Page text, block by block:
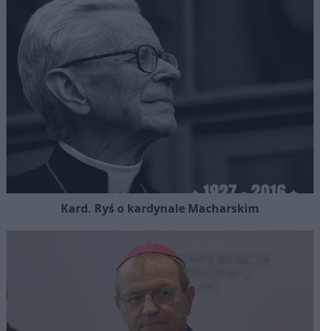
Kard. Ryś o kardynale Macharskim